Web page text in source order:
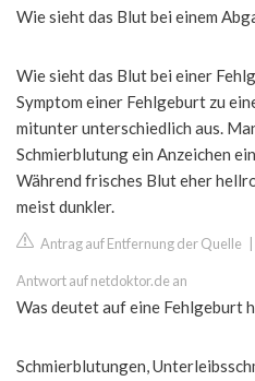
Wie sieht das Blut bei einem
Wie sieht das Blut bei einer
Symptom einer Fehlgeburt zu
mitunter unterschiedlich aus.
Schmierblutung ein Anzeichen
Während frisches Blut eher
meist dunkler.
Antrag auf Entfernung der Quelle
Antwort auf netdoktor.de an
Was deutet auf eine Fehlgeburt
Schmierblutungen,